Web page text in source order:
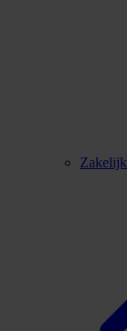
Zakelijk